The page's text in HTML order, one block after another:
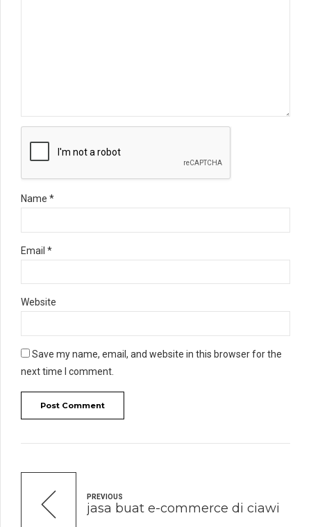
Name *
Email *
Website
Save my name, email, and website in this browser for the
next time I comment.
Post Comment
PREVIOUS
jasa buat e-commerce di ciawi